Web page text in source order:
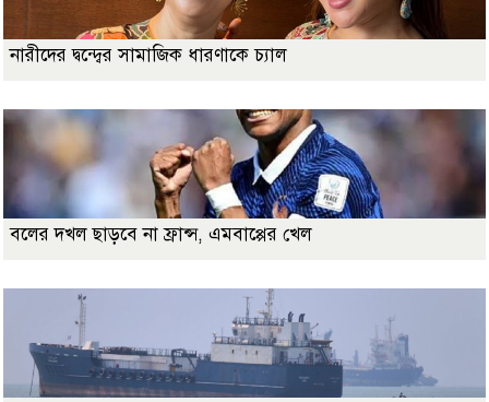
নারীদের দ্বন্দ্বের সামাজিক ধারণাকে চ্যাল
বলের দখল ছাড়বে না ফ্রান্স, এমবাপ্পের খেল